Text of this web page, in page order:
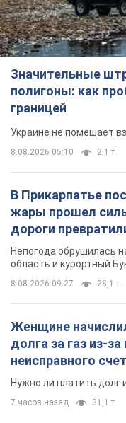
Значительные
полигоны: как
границей
Украине не помешает
8.08.2026 05:10 2,1 т.
В Прикарпатье
жары прошел
дороги
Непогода обрушилась
область и курортный
8.08.2026 09:27 28,1 т.
Женщине
долга за газ из-за
неисправного
вынес
Нужно ли платить долг
7 часов назад 31,1 т.